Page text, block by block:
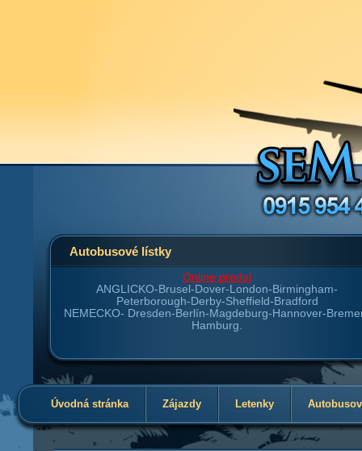
Autobusové lístky
Online predaj
ANGLICKO- Brusel-Dover-London-Birmingham-
Peterborough-Derby-Sheffield-Bradford
NEMECKO- Dresden-Berlín-Magdeburg-Hannover-
Hamburg.
Úvodná stránka Zájazdy Letenky